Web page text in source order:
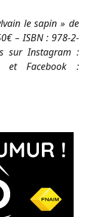
le sapin » de
– ISBN : 978-2-
sur Instagram :
et Facebook :